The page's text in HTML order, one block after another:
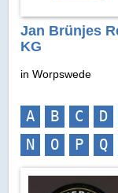
Jan Brünjes
KG
in Worpswede
A B C D
N
O P Q